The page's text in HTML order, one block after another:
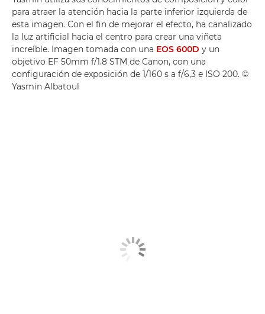
para atraer la atención hacia la parte inferior izquierda de
esta imagen. Con el fin de mejorar el efecto, ha canalizado
la luz artificial hacia el centro para crear una viñeta
increíble. Imagen tomada con una EOS 600D y un
objetivo EF 50mm f/1.8 STM de Canon, con una
configuración de exposición de 1/160 s a f/6,3 e ISO 200. ©
Yasmin Albatoul